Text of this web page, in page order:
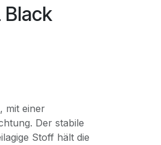
Black
mit einer
Der stabile
Stoff hält die